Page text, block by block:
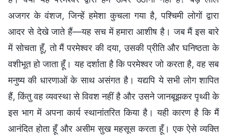
अजगर के वंशज, जिन्हें हमेशा कुचला गया है, पश्चिमी लोगों द्वारा
आदर से देखे जाते हैं—यह सच में हमारा आशीष है। जब मैं इस बारे
में सोचता हूँ, तो मैं परमेश्वर की दया, उसकी प्रीति और घनिष्ठता के
वशीभूत हो जाता हूँ। यह दर्शाता है कि परमेश्वर जो करता है, वह सब
मनुष्य की धारणाओं के साथ असंगत है। यद्यपि ये सभी लोग शापित
हैं, किंतु वह व्यवस्था से विवश नहीं है और उसने जानबूझकर पृथ्वी के
इस भाग में अपना कार्य स्थानांतरित किया है। यही कारण है कि मैं
आनंदित होता हूँ और असीम सुख महसूस करता हूँ। एक ऐसे व्यक्ति